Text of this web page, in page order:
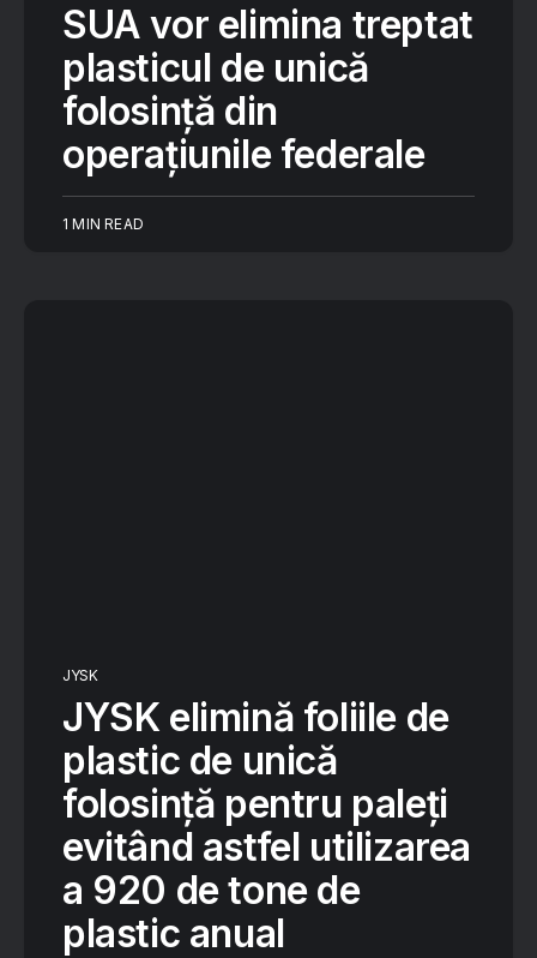
SUA vor elimina treptat
plasticul de unică
folosință din
operațiunile federale
1 MIN READ
JYSK
JYSK elimină foliile de
plastic de unică
folosință pentru paleți
evitând astfel utilizarea
a 920 de tone de
plastic anual